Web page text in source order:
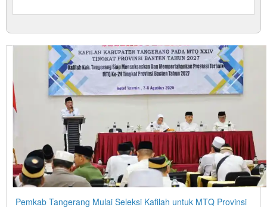
Pemkab Tangerang Mulai Seleksi Kafilah untuk MTQ Provinsi